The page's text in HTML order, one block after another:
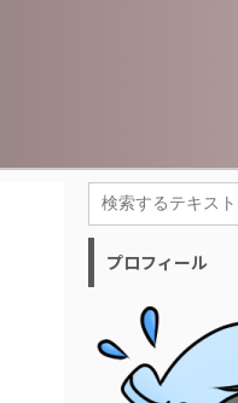
プロフィール